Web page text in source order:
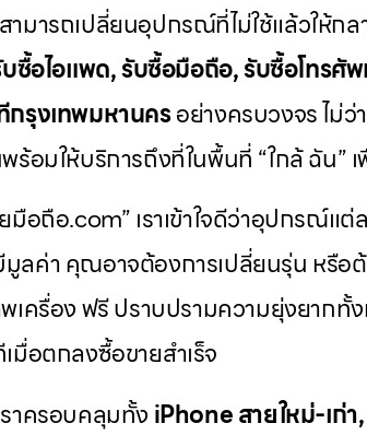
มารถเปลี่ยนอุปกรณ์ที่ไม่ใช้แล้วให้ก
บซื้อไอแพด, รับซื้อมือถือ, รับซื้อโทรศั
กรุงเทพมหานครอย่างครบวงจร ไม่ว่
ร้อมให้บริการถึงที่ในพื้นที่ “ใกล้ ฉัน”
อถือ.com” เราเข้าใจดีว่าอุปกรณ์แต่
ลค่า คุณอาจต้องการเปลี่ยนรุ่น หรือต้
เครื่อง ฟรี ปราบปรามความยุ่งยากทั้ง
มื่อตกลงซื้อขายสำเร็จ
าครอบคลุมทั้ง iPhone สายใหม่-เก่